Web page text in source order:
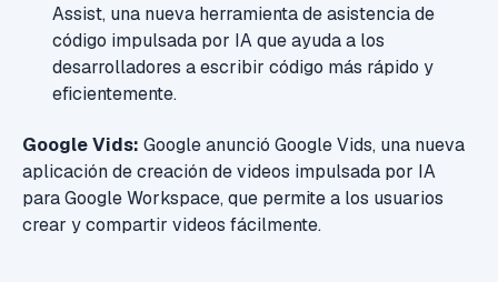
Assist, una nueva herramienta de asistencia de
código impulsada por IA que ayuda a los
desarrolladores a escribir código más rápido y
eficientemente.
Google Vids: Google anunció Google Vids, una nueva
aplicación de creación de videos impulsada por IA
para Google Workspace, que permite a los usuarios
crear y compartir videos fácilmente.